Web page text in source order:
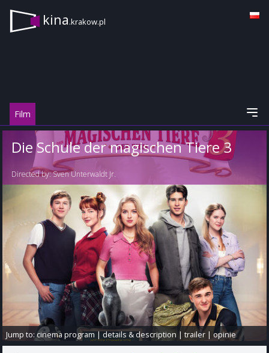
kina.krakow.pl
Film
Die Schule der magischen Tiere 3
Directed by:Sven Unterwaldt Jr.
Jump to:cinema program|details & description |trailer |opinie